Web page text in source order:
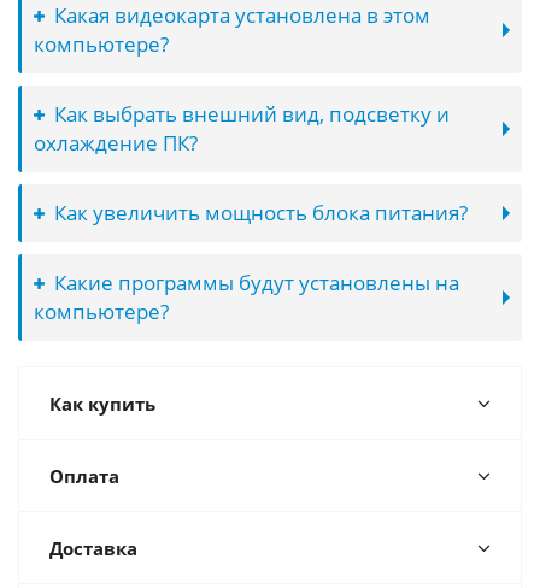
Какая видеокарта установлена в этом
компьютере?
Как выбрать внешний вид, подсветку и
охлаждение ПК?
Как увеличить мощность блока питания?
Какие программы будут установлены на
компьютере?
Как купить
Оплата
Доставка